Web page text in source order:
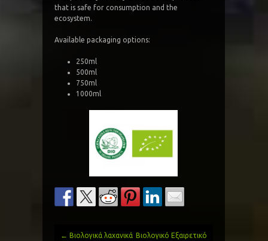
that is safe for consumption and the
ecosystem.
Available packaging options:
250ml
500ml
750ml
1000ml
← Βιολογικά λαχανικά Βιολογικό Εξαιρετικό